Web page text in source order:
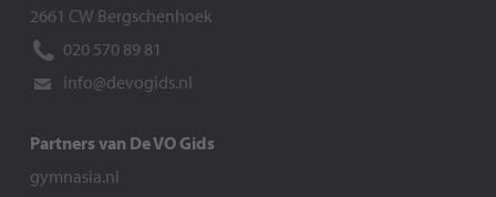
2661 CW Bergschenhoek
020 570 89 81
info@devogids.nl
Partners van De VO Gids
gymnasia.nl